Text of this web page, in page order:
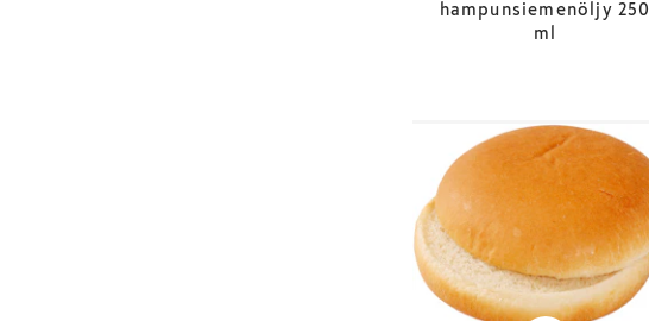
hampunsiemenöljy 250
ml